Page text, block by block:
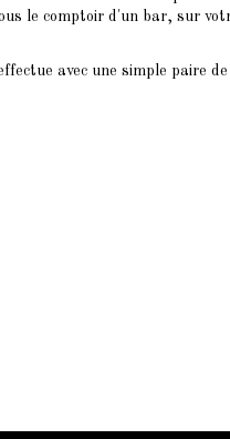
le comptoir d'un bar, sur
avec une simple paire